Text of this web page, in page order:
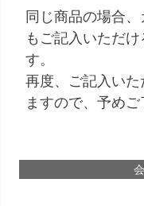
同じ商品の場合
もご記入いただ
す。
再度、ご記入い
ますので、予めご